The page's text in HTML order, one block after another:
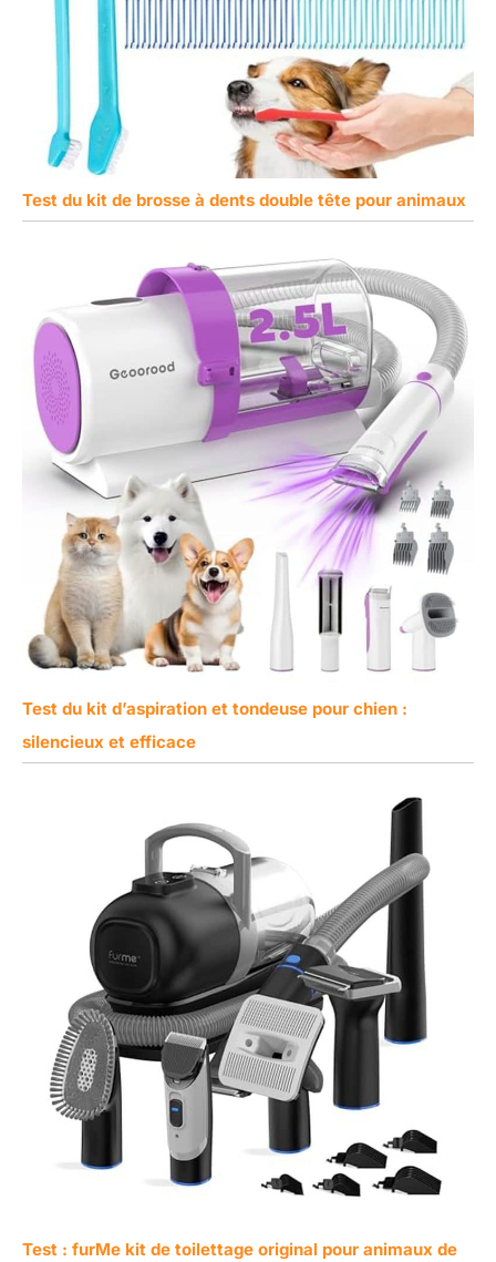
Test du kit de brosse à dents double tête pour animaux
Test du kit d’aspiration et tondeuse pour chien :
silencieux et efficace
Test : furMe kit de toilettage original pour animaux de